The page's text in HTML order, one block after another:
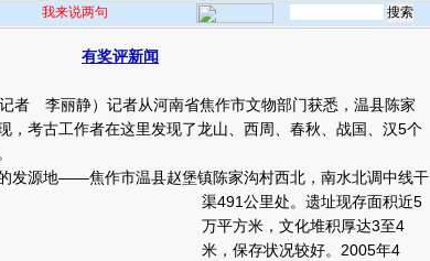
我来说两句
有奖评新闻
李丽静）记者从河南省焦作市文物部门获悉，温县陈家
，考古工作者在这里发现了龙山、西周、春秋、战国、汉5个
源地——焦作市温县赵堡镇陈家沟村西北，南水北调中线干
渠491公里处。 遗址现存面积近5
万平方米，文化堆积厚达3至4
米，保存状况较好。2005年4